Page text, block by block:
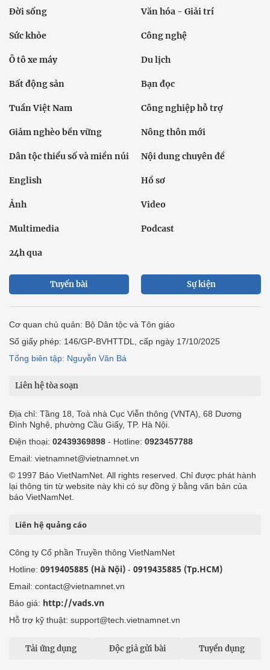
Đời sống Văn hóa - Giải trí
Sức khỏe Công nghệ
Ô tô xe máy Du lịch
Bất động sản Bạn đọc
Tuần Việt Nam Công nghiệp hỗ trợ
Giảm nghèo bền vững Nông thôn mới
Dân tộc thiểu số và miền núi Nội dung chuyên đề
English Hồ sơ
Ảnh Video
Multimedia Podcast
24h qua
Tuyến bài Sự kiện
Cơ quan chủ quản: Bộ Dân tộc và Tôn giáo
Số giấy phép: 146/GP-BVHTTDL, cấp ngày 17/10/2025
Tổng biên tập: Nguyễn Văn Bá
Liên hệ tòa soạn
Địa chỉ: Tầng 18, Toà nhà Cục Viễn thông (VNTA), 68 Dương
Đình Nghệ, phường Cầu Giấy, TP. Hà Nội.
Điện thoại: 02439369898 - Hotline: 0923457788
Email: vietnamnet@vietnamnet.vn
© 1997 Báo VietNamNet. All rights reserved. Chỉ được phát hành
lại thông tin từ website này khi có sự đồng ý bằng văn bản của
báo VietNamNet.
Liên hệ quảng cáo
Công ty Cổ phần Truyền thông VietNamNet
Hotline: 0919405885 (Hà Nội) - 0919435885 (Tp.HCM)
Email: contact@vietnamnet.vn
Báo giá: http://vads.vn
Hỗ trợ kỹ thuật: support@tech.vietnamnet.vn
Tải ứng dụng Độc giả gửi bài Tuyển dụng